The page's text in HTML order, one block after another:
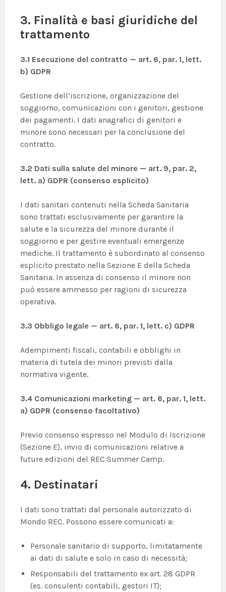
3. Finalità e basi giuridiche del
trattamento
3.1 Esecuzione del contratto — art. 6, par. 1, lett.
b) GDPR
Gestione dell’iscrizione, organizzazione del
soggiorno, comunicazioni con i genitori, gestione
dei pagamenti. I dati anagrafici di genitori e
minore sono necessari per la conclusione del
contratto.
3.2 Dati sulla salute del minore — art. 9, par. 2,
lett. a) GDPR (consenso esplicito)
I dati sanitari contenuti nella Scheda Sanitaria
sono trattati esclusivamente per garantire la
salute e la sicurezza del minore durante il
soggiorno e per gestire eventuali emergenze
mediche. Il trattamento è subordinato al consenso
esplicito prestato nella Sezione E della Scheda
Sanitaria. In assenza di consenso il minore non
può essere ammesso per ragioni di sicurezza
operativa.
3.3 Obbligo legale — art. 6, par. 1, lett. c) GDPR
Adempimenti fiscali, contabili e obblighi in
materia di tutela dei minori previsti dalla
normativa vigente.
3.4 Comunicazioni marketing — art. 6, par. 1, lett.
a) GDPR (consenso facoltativo)
Previo consenso espresso nel Modulo di Iscrizione
(Sezione E), invio di comunicazioni relative a
future edizioni del REC Summer Camp.
4. Destinatari
I dati sono trattati dal personale autorizzato di
Mondo REC. Possono essere comunicati a:
Personale sanitario di supporto, limitatamente
ai dati di salute e solo in caso di necessità;
Responsabili del trattamento ex art. 28 GDPR
(es. consulenti contabili, gestori IT);